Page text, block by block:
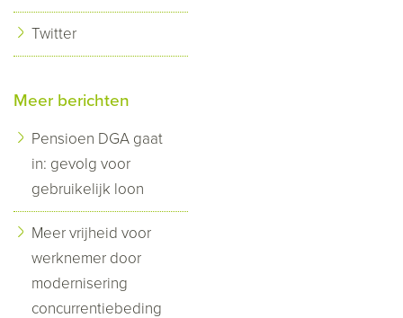
Twitter
Meer berichten
Pensioen DGA gaat
in: gevolg voor
gebruikelijk loon
Meer vrijheid voor
werknemer door
modernisering
concurrentiebeding